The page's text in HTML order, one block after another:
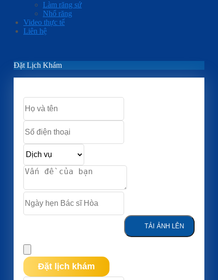
Làm răng sứ
Nhổ răng
Video thực tế
Liên hệ
Đặt Lịch Khám
TẢI ẢNH LÊN